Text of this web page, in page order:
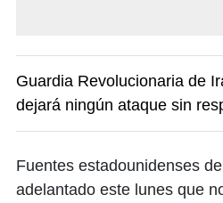
Guardia Revolucionaria de
dejará ningún ataque sin
Fuentes estadounidenses
adelantado este lunes que